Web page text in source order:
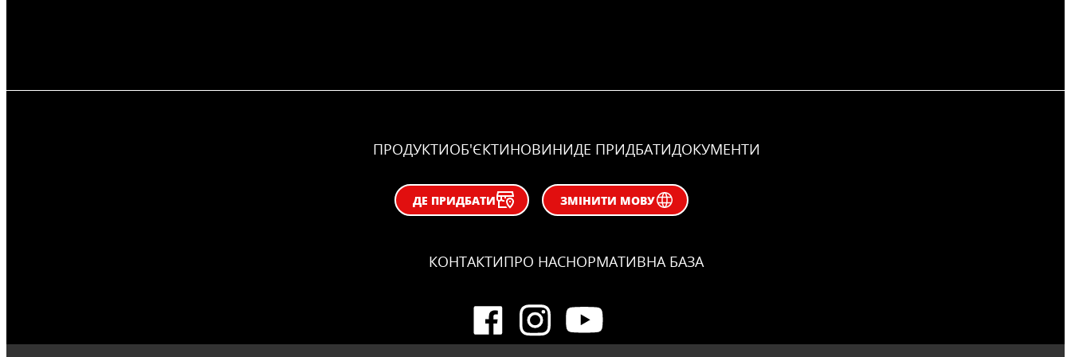
ПРОДУКТИОБ'ЄКТИНОВИНИДЕ ПРИДБАТИДОКУМЕНТИ
ДЕ ПРИДБАТИ ЗМІНИТИ МОВУ
КОНТАКТИПРО НАСНОРМАТИВНА БАЗА